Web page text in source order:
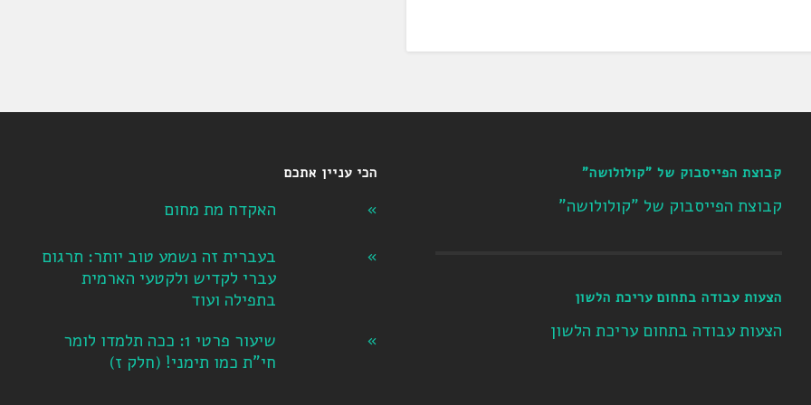
קבוצת הפייסבוק של "קולולושה"
קבוצת הפייסבוק של "קולולושה"
הצעות עבודה בתחום עריכת הלשון
הצעות עבודה בתחום עריכת הלשון
הכי עניין אתכם
האקדח מת מחום
בעברית זה נשמע טוב יותר: תרגום
עברי לקדיש ולקטעי הארמית
בתפילה ועוד
שיעור פרטי 1: ככה תלמדו לומר
חי"ת כמו תימני! ‏(חלק ז‏)